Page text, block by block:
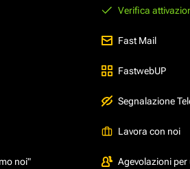
noi"
Verifica
Fast Mail
FastwebUP
Segnalazione
Lavora con noi
Agevolazioni